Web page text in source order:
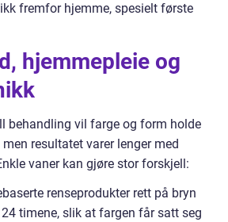
fremfor hjemme, spesielt første
hjemmepleie og
behandling vil farge og form holde
resultatet varer lenger med
vaner kan gjøre stor forskjell:
renseprodukter rett på bryn
timene, slik at fargen får satt seg